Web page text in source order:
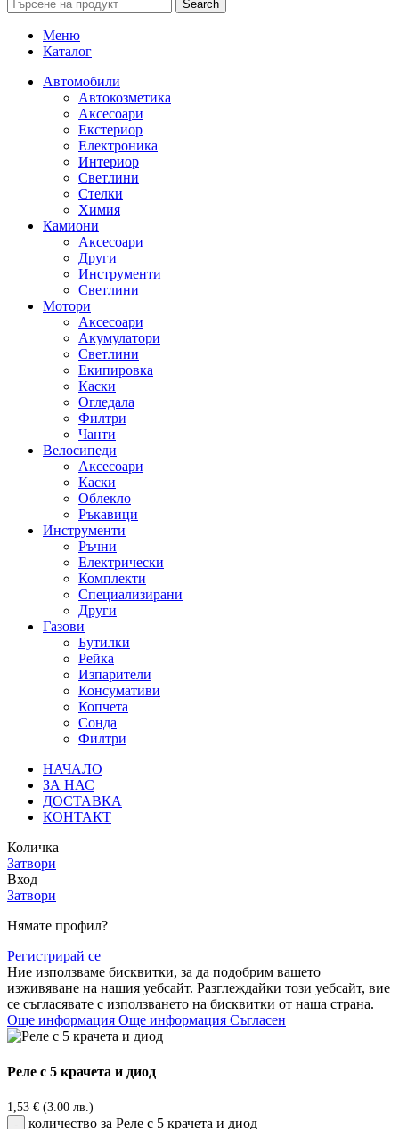
Search
Меню
Каталог
Автомобили
Автокозметика
Аксесоари
Екстериор
Електроника
Интериор
Светлини
Стелки
Химия
Камиони
Аксесоари
Други
Инструменти
Светлини
Мотори
Аксесоари
Акумулатори
Светлини
Екипировка
Каски
Огледала
Филтри
Чанти
Велосипеди
Аксесоари
Каски
Облекло
Ръкавици
Инструменти
Ръчни
Електрически
Комплекти
Специализирани
Други
Газови
Бутилки
Рейка
Изпарители
Консумативи
Копчета
Сонда
Филтри
НАЧАЛО
ЗА НАС
ДОСТАВКА
КОНТАКТ
Количка
Затвори
Вход
Затвори
Нямате профил?
Регистрирай се
Ние използваме бисквитки, за да подобрим вашето
изживяване на нашия уебсайт. Разглеждайки този уебсайт, вие
се съгласявате с използването на бисквитки от наша страна.
Още информация Още информация Съгласен
Реле с 5 крачета и диод
1,53 € (3.00 лв.)
количество за Реле с 5 крачета и диод